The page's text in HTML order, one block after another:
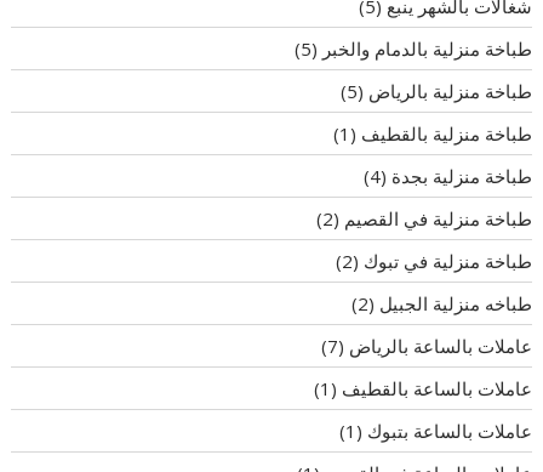
شغالات بالشهر ينبع (5)
طباخة منزلية بالدمام والخبر (5)
طباخة منزلية بالرياض (5)
طباخة منزلية بالقطيف (1)
طباخة منزلية بجدة (4)
طباخة منزلية في القصيم (2)
طباخة منزلية في تبوك (2)
طباخه منزلية الجبيل (2)
عاملات بالساعة بالرياض (7)
عاملات بالساعة بالقطيف (1)
عاملات بالساعة بتبوك (1)